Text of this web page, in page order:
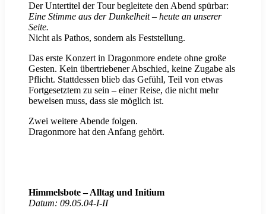
Der Untertitel der Tour begleitete den Abend spürbar:
Eine Stimme aus der Dunkelheit – heute an unserer
Seite.
Nicht als Pathos, sondern als Feststellung.
Das erste Konzert in Dragonmore endete ohne große
Gesten. Kein übertriebener Abschied, keine Zugabe als
Pflicht. Stattdessen blieb das Gefühl, Teil von etwas
Fortgesetztem zu sein – einer Reise, die nicht mehr
beweisen muss, dass sie möglich ist.
Zwei weitere Abende folgen.
Dragonmore hat den Anfang gehört.
Himmelsbote – Alltag und Initium
Datum: 09.05.04-I-II